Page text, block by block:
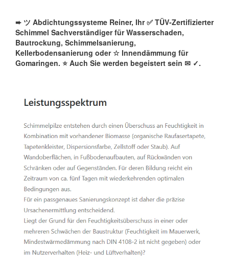
➨ ツ Abdichtungssysteme Reiner, Ihr ✅ TÜV-Zertifizierter
Schimmel Sachverständiger für Wasserschaden,
Bautrockung, Schimmelsanierung,
Kellerbodensanierung oder ☆ Innendämmung für
Gomaringen. ⭐ Auch Sie werden begeistert sein ✉ ✓️.